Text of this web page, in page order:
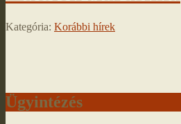
Kategória: Korábbi hírek
Ügyintézés